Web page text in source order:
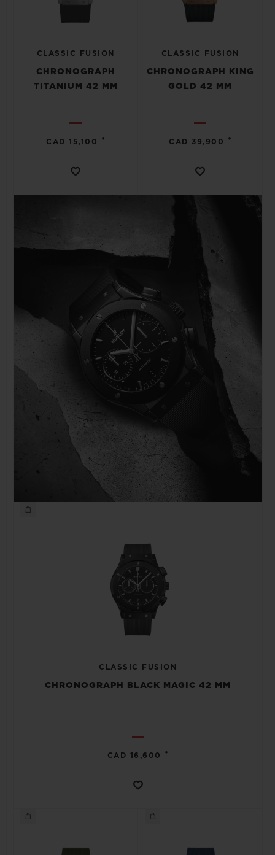
CLASSIC FUSION
CHRONOGRAPH
TITANIUM 42 MM
CAD 15,100 •
CLASSIC FUSION
CHRONOGRAPH KING
GOLD 42 MM
CAD 39,900 •
CLASSIC FUSION
CHRONOGRAPH BLACK MAGIC 42 MM
CAD 16,600 •